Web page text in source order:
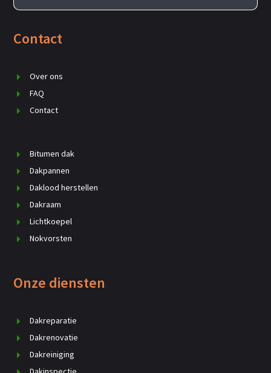
Contact
Over ons
FAQ
Contact
Bitumen dak
Dakpannen
Daklood herstellen
Dakraam
Lichtkoepel
Nokvorsten
Onze diensten
Dakreparatie
Dakrenovatie
Dakreiniging